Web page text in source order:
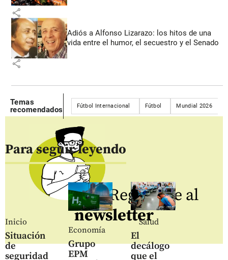
share
Adiós a Alfonso Lizarazo: los hitos de una
vida entre el humor, el secuestro y el Senado
share
Temas
recomendados
Fútbol Internacional Fútbol Mundial 2026
Para seguir leyendo
Inicio
Situación
de
seguridad
Economía
Grupo
EPM
Salud
El
decálogo
que el
Regístrate al
newsletter